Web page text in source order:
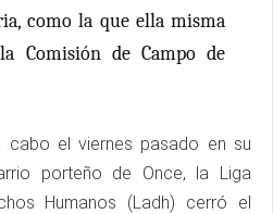
como la que ella misma
Comisión de Campo de
cabo el viernes pasado en su
porteño de Once, la Liga
Humanos (Ladh) cerró el